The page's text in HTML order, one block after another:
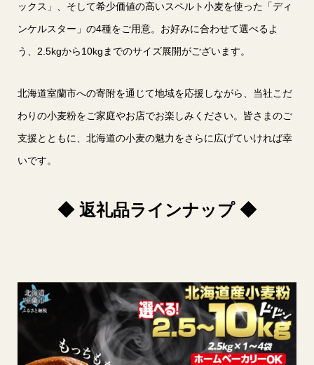
ックス」、そして希少価値の高いスペルト小麦を使った「ディ
ンケルスター」の4種をご用意。お好みに合わせて選べるよ
う、2.5kgから10kgまでのサイズ展開がございます。
北海道室蘭市への寄附を通じて地域を応援しながら、当社こだ
わりの小麦粉をご家庭やお店でお楽しみください。皆さまのご
支援とともに、北海道の小麦の魅力をさらに広げていければ幸
いです。
◆ 返礼品ラインナップ ◆